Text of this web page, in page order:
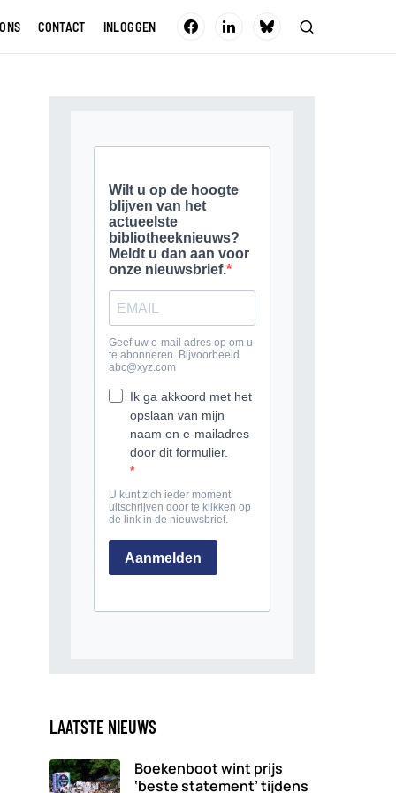
CONTACT INLOGGEN
LAATSTE NIEUWS
Boekenboot wint prijs
‘beste statement’ tijdens